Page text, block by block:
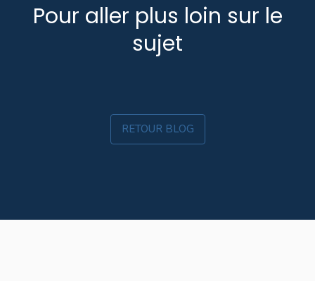
Pour aller plus loin sur le
sujet
RETOUR BLOG